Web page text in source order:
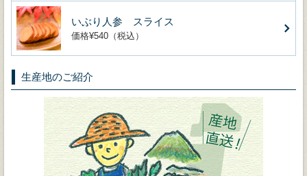
いぶり人参 スライス
価格¥540（税込）
生産地のご紹介